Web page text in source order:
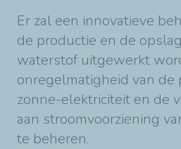
Er zal een innovatieve
de productie en de
waterstof uitgewerkt
onregelmatigheid van de
zonne-elektriciteit en de
aan stroomvoorziening
te beheren.